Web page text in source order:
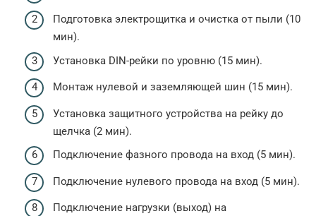
Подготовка электрощитка и очистка от пыли (10
мин).
Установка DIN-рейки по уровню (15 мин).
Монтаж нулевой и заземляющей шин (15 мин).
Установка защитного устройства на рейку до
щелчка (2 мин).
Подключение фазного провода на вход (5 мин).
Подключение нулевого провода на вход (5 мин).
Подключение нагрузки (выход) на